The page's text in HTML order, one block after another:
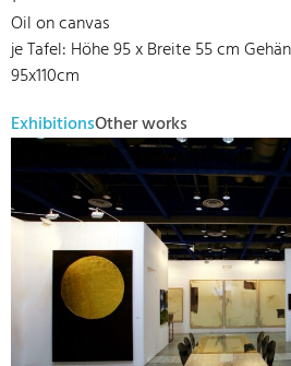
Oil on canvas
je Tafel: Höhe 95 x Breite 55 cm
95x110cm
ExhibitionsOther works